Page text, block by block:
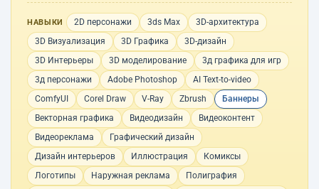
НАВЫКИ 2D персонажи 3ds Max
3D-архитектура
3D Визуализация
3D Графика
3D-дизайн
3D Интерьеры
3D моделирование
3д графика для игр
3д персонажи
Adobe Photoshop
AI Text-to-video
ComfyUI
Corel Draw V-Ray Zbrush
Баннеры
Векторная графика
Видеодизайн
Видеоконтент
Видеореклама
Графический дизайн
Дизайн интерьеров
Иллюстрация
Комиксы
Логотипы
Наружная реклама
Полиграфия